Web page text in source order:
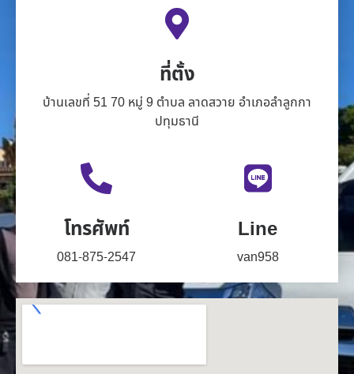
ที่ตั้ง
บ้านเลขที่ 51 70 หมู่ 9 ตำบล ลาดสวาย อำเภอลำลูกกา
ปทุมธานี
โทรศัพท์
081-875-2547
Line
van958